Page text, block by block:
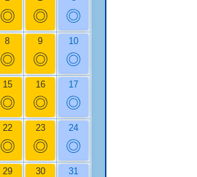
◎ ◎ ◎
8
◎
9
◎
10
◎
15
◎
16
◎
17
◎
22
◎
23
◎
24
◎
29 30 31